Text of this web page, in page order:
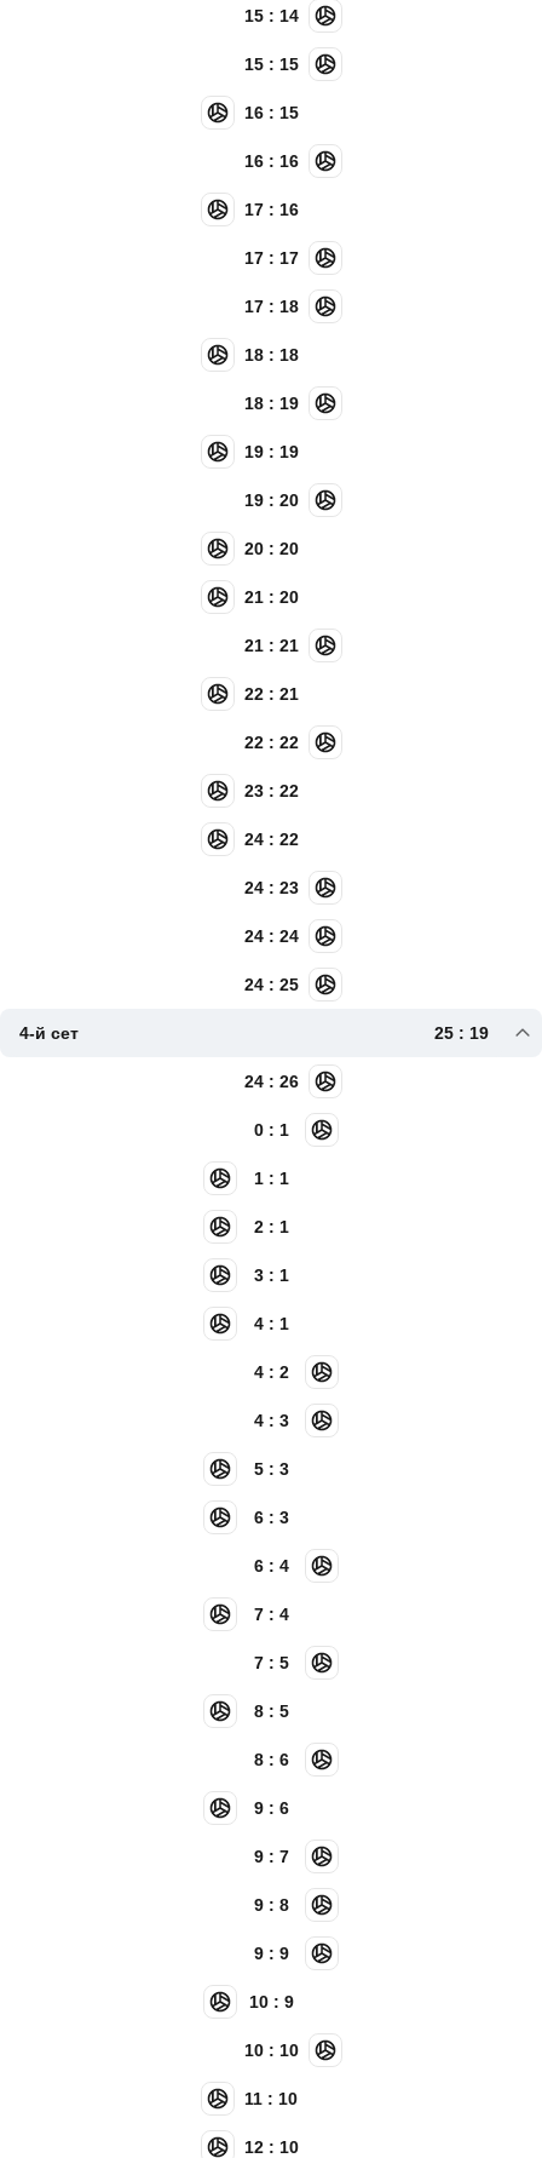
15 : 14
15 : 15
16 : 15
16 : 16
17 : 16
17 : 17
17 : 18
18 : 18
18 : 19
19 : 19
19 : 20
20 : 20
21 : 20
21 : 21
22 : 21
22 : 22
23 : 22
24 : 22
24 : 23
24 : 24
24 : 25
4-й сет 25 : 19
24 : 26
0 : 1
1 : 1
2 : 1
3 : 1
4 : 1
4 : 2
4 : 3
5 : 3
6 : 3
6 : 4
7 : 4
7 : 5
8 : 5
8 : 6
9 : 6
9 : 7
9 : 8
9 : 9
10 : 9
10 : 10
11 : 10
12 : 10